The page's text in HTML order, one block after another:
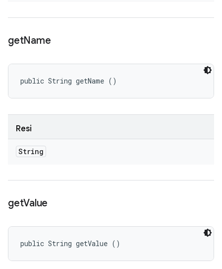
getName
public String getName ()
Resi
String
getValue
public String getValue ()